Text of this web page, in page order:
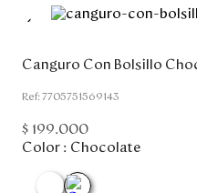
Unisex
Viaje
Colecciones
Canguro Con Bolsillo
:7705751569143
$ 199.000
Color : Chocolate